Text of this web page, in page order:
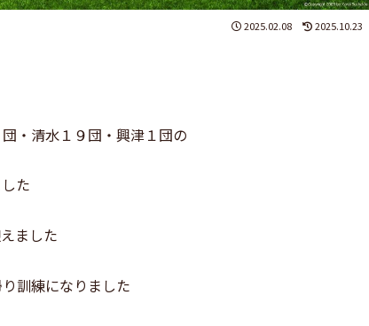
2025.02.08 2025.10.23
・清水１９団・興津１団の
た
ました
訓練になりました